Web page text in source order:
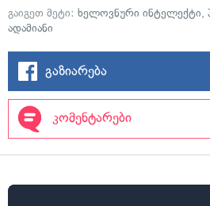
გაიგეთ მეტი: ხელოვნური ინტელექტი,
ადამიანი
გაზიარება
კომენტარები